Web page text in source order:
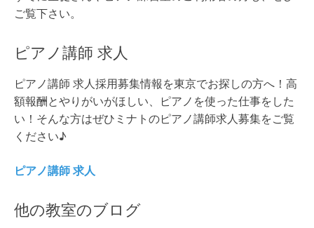
ご覧下さい。
ピアノ講師 求人
ピアノ講師 求人採用募集情報を東京でお探しの方へ！高
額報酬とやりがいがほしい、ピアノを使った仕事をした
い！そんな方はぜひミナトのピアノ講師求人募集をご覧
ください♪
ピアノ講師 求人
他の教室のブログ